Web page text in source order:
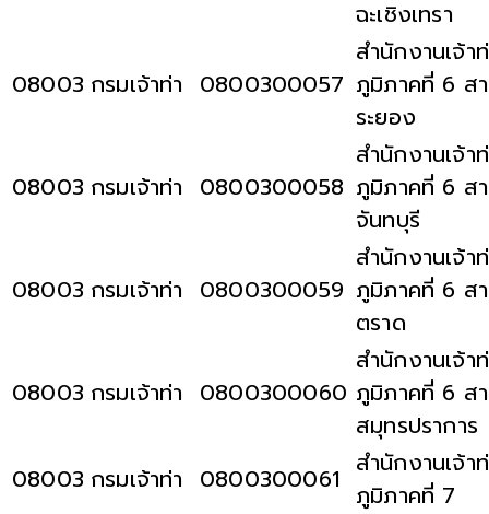
ฉะเชิงเทรา
08003 กรมเจ้าท่า 0800300057
สำนักงานเจ้า
ภูมิภาคที่ 6 ส
ระยอง
08003 กรมเจ้าท่า 0800300058
สำนักงานเจ้า
ภูมิภาคที่ 6 ส
จันทบุรี
08003 กรมเจ้าท่า 0800300059
สำนักงานเจ้า
ภูมิภาคที่ 6 ส
ตราด
08003 กรมเจ้าท่า 0800300060
สำนักงานเจ้า
ภูมิภาคที่ 6 ส
สมุทรปราการ
08003 กรมเจ้าท่า 0800300061 สำนักงานเจ้า
ภูมิภาคที่ 7